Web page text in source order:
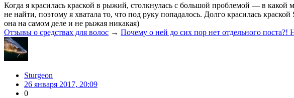
Когда я красилась краской в рыжий, столкнулась с большой проблемой — в
не найти, поэтому я хватала то, что под руку попадалось. Долго красилась
она на самом деле и не рыжая никакая)
Отзывы о средствах для волос → Почему о ней до сих пор нет отдельного
Sturgeon
26 января 2017, 20:09
0